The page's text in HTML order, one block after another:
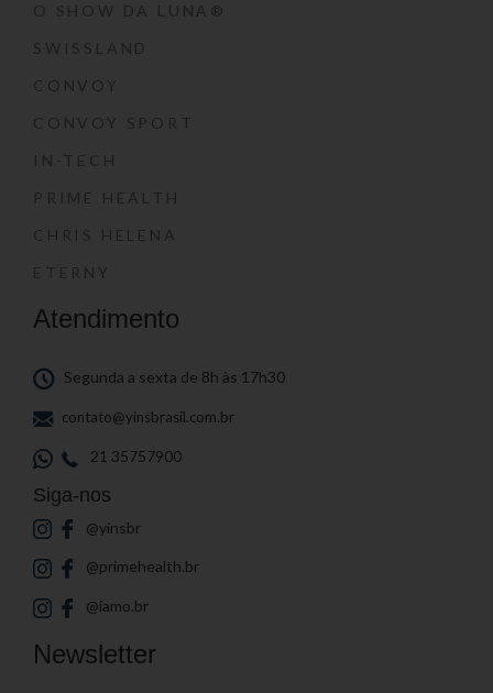
O SHOW DA LUNA®
SWISSLAND
CONVOY
CONVOY SPORT
IN-TECH
PRIME HEALTH
CHRIS HELENA
ETERNY
Atendimento
Segunda a sexta de 8h às 17h30
contato@yinsbrasil.com.br
21 35757900
Siga-nos
@yinsbr
@primehealth.br
@iamo.br
Newsletter